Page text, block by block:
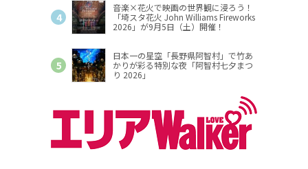
音楽×花火で映画の世界観に浸ろう！
「埼スタ花火 John Williams Fireworks
2026」が9月5日（土）開催！
日本一の星空「長野県阿智村」で竹あ
かりが彩る特別な夜「阿智村七夕まつ
り 2026」